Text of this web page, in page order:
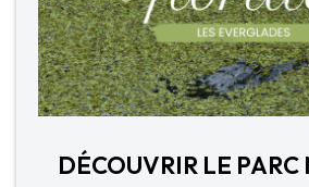
DÉCOUVRIR LE